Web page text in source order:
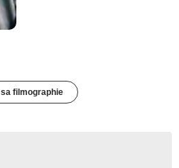
sa filmographie